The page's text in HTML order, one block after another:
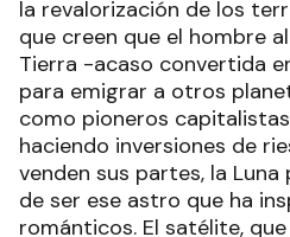
la revalorización de los
que creen que el hombre
Tierra -acaso convertida
para emigrar a otros
como pioneros
haciendo inversiones de
venden sus partes, la
de ser ese astro que ha
románticos. El satélite,